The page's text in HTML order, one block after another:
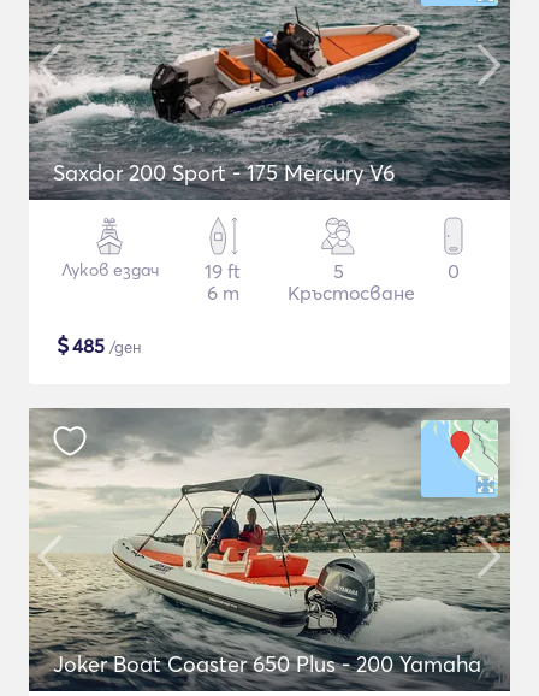
Saxdor 200 Sport - 175 Mercury V6
Луков ездач
19 ft
6 m
5
Кръстосване
0
$485 /ден
Joker Boat Coaster 650 Plus - 200 Yamaha